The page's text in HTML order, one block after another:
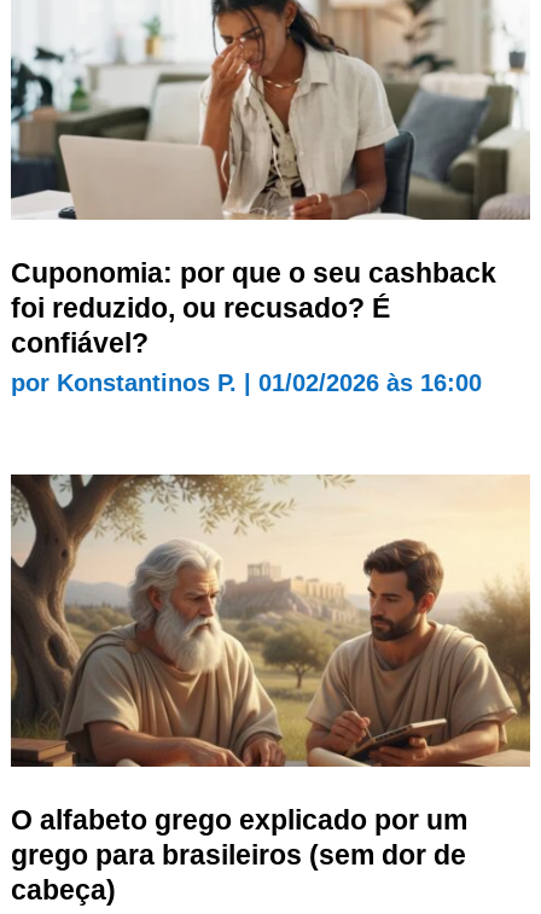
Cuponomia: por que o seu cashback
foi reduzido, ou recusado? É
confiável?
por Konstantinos P. 01/02/2026 às 16:00
O alfabeto grego explicado por um
grego para brasileiros (sem dor de
cabeça)